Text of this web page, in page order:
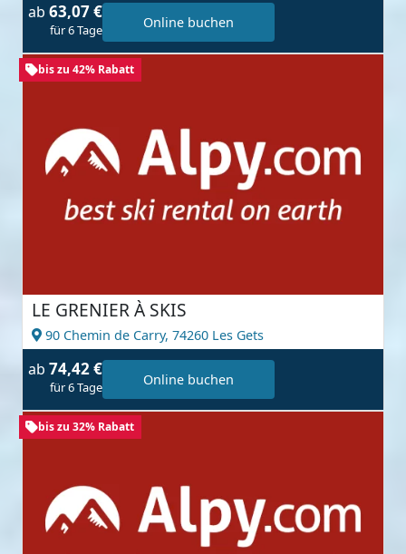
ab 63,07 €
für 6 Tage Online buchen
bis zu 42% Rabatt
LE GRENIER À SKIS
90 Chemin de Carry, 74260 Les Gets
ab 74,42 €
für 6 Tage Online buchen
bis zu 32% Rabatt